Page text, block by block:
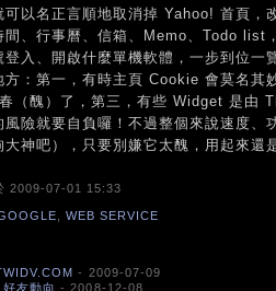
可以名正言順地取消掉 Yahoo! 首頁
間、行事曆、信箱、Memo、Todo list
入、開啟什麼單機軟體，一步到位一
方：第一，有時主頁 Cookie 會莫名其
（醜）了，第三，有些 Widget 是由
險就要自負囉！不過整個來說速度、
神吧），只要別嫌它太醜，用起來還
2009-07-01 15:33
WEB SERVICE
- 2009-07-09
友動向 - 2008-12-08